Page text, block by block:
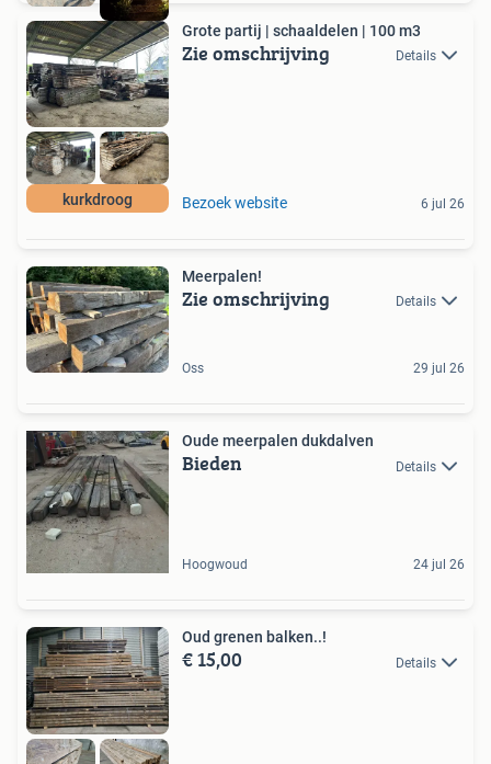
kurkdroog
Grote partij | schaaldelen | 100 m3
Zie omschrijving Details
Bezoek website 6 jul 26
Meerpalen!
Zie omschrijving Details
Oss 29 jul 26
Oude meerpalen dukdalven
Bieden Details
Hoogwoud 24 jul 26
Oud grenen balken..!
€ 15,00 Details